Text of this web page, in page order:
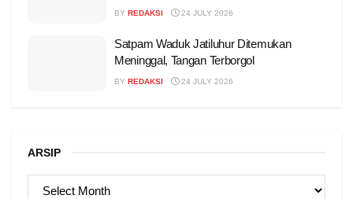
BY REDAKSI 24 JULY 2026
Satpam Waduk Jatiluhur Ditemukan
Meninggal, Tangan Terborgol
BY REDAKSI 24 JULY 2026
ARSIP